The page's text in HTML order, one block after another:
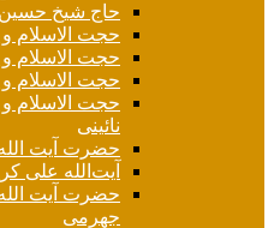
حاج شیخ
حجت الاسلام
حجت الاسلام
حجت الاسلام
حجت الاسلام
نائینی
حضرت آیت
آیت‌الله علی
حضرت آيت
جهرمی